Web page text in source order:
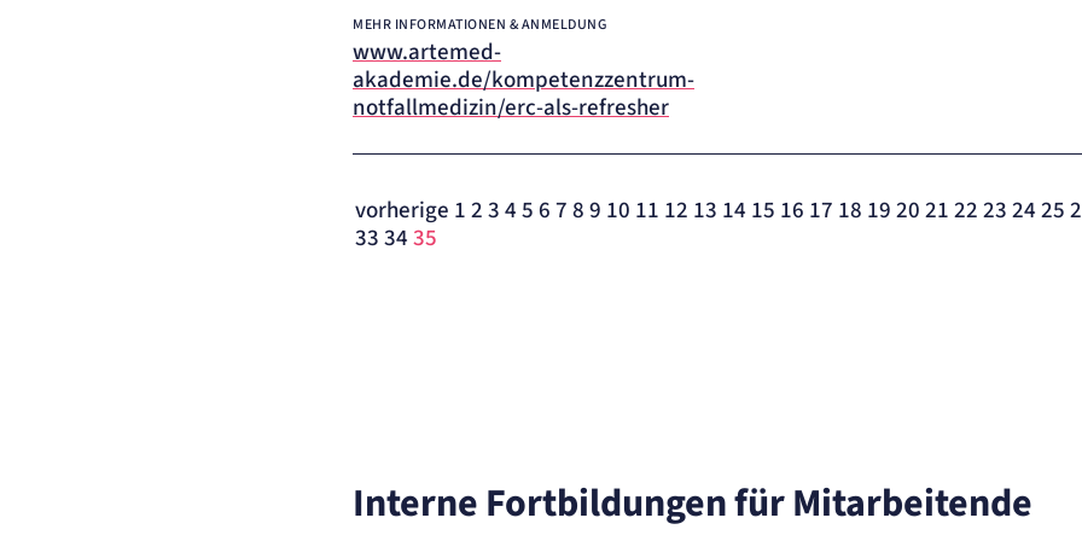
MEHR INFORMATIONEN & ANMELDUNG
www.artemed-
akademie.de/kompetenzzentrum-
notfallmedizin/erc-als-refresher
vorherige 123456789 10 11 12 13 14 15 16 17 18 19202122232425
333435
Interne Fortbildungen für Mitarbeitende